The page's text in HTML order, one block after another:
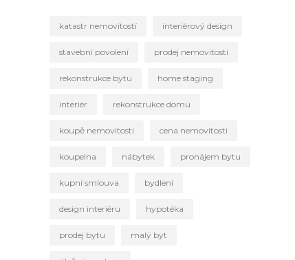
katastr nemovitostí interiérový design
stavební povolení prodej nemovitosti
rekonstrukce bytu home staging
interiér rekonstrukce domu
koupě nemovitosti cena nemovitosti
koupelna nábytek pronájem bytu
kupní smlouva bydlení
design interiéru hypotéka
prodej bytu malý byt